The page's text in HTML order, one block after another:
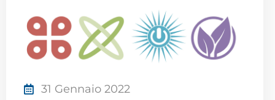
31 Gennaio 2022